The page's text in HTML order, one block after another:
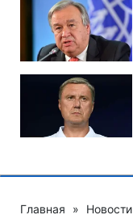
Главная » Новости